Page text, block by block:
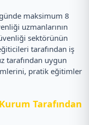
maksimum 8
uzmanlarının
sektörünün
tarafından iş
tarafından uygun
pratik eğitimler
Tarafından